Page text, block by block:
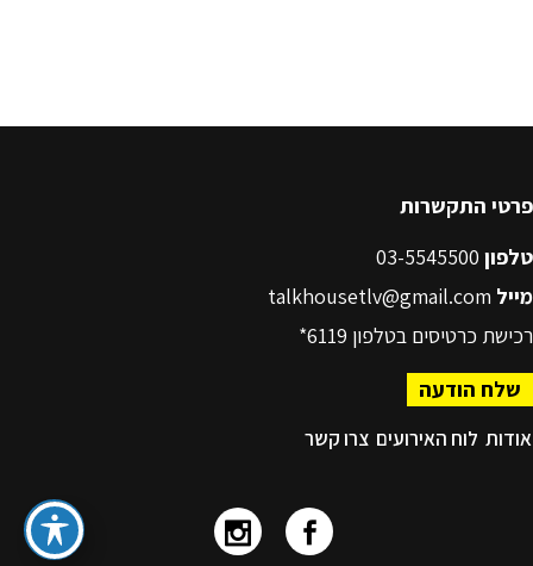
פרטי התקשרות
טלפון
מייל talkhousetlv@gmail.com
רכישת כרטיסים בטלפון 6119*
שלח הודעה
אודות לוח האירועים צרו קשר